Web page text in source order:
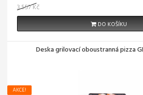
3 557 Kč
DO KOŠÍKU
Deska grilovací oboustranná pizza
AKCE!